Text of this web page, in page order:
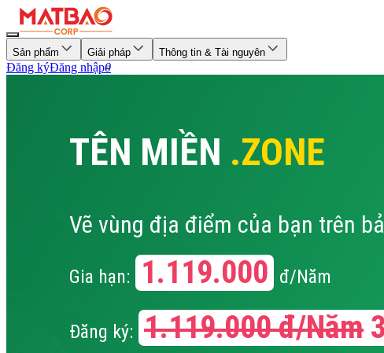
Sản phẩm Giải pháp Thông tin & Tài nguyên
Đăng kýĐăng nhập0
TÊN MIỀN .ZONE
Vẽ vùng địa điểm của bạn trên
Gia hạn: 1.119.000 đ/Năm
Đăng ký: 1.119.000đ/Năm